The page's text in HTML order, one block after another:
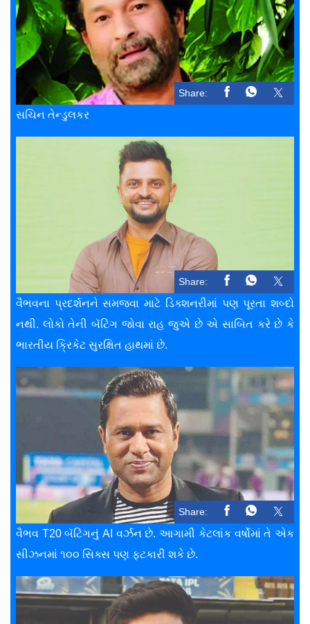
Share:
સચિન તેન્ડુલકર
Share:
વૈભવના પ્રદર્શનને સમજવા માટે ડિક્શનરીમાં પણ પૂરતા શબ્દો
નથી. લોકો તેની બૅટિંગ જોવા રાહ જુએ છે એ સાબિત કરે છે કે
ભારતીય ક્રિકેટ સુરક્ષિત હાથમાં છે.
Share:
વૈભવ T20 બૅટિંગનું AI વર્ઝન છે. આગામી કેટલાંક વર્ષોમાં તે એક
સીઝનમાં ૧૦૦ સિક્સ પણ ફટકારી શકે છે.